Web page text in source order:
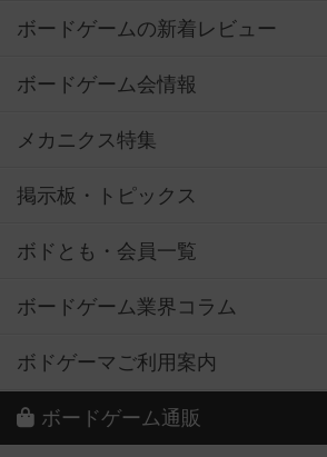
ボードゲームの新着レビュー
ボードゲーム会情報
メカニクス特集
掲示板・トピックス
ボドとも・会員一覧
ボードゲーム業界コラム
ボドゲーマご利用案内
ボードゲーム通販